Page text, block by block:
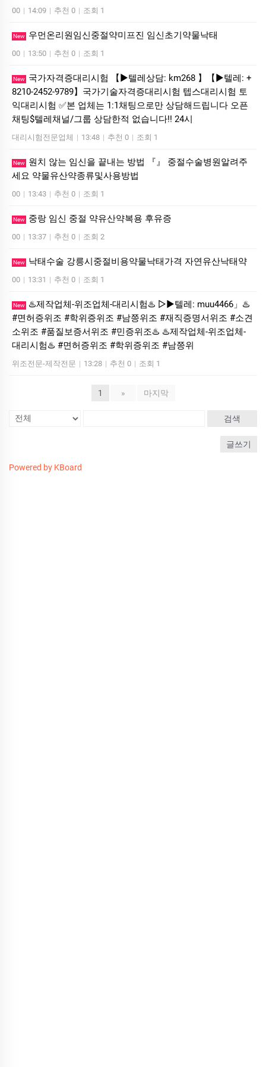
00 | 14:09 | 추천 0 | 조회 1
New 우먼온리원임신중절약미프진 임신초기약물낙­태
00 | 13:50 | 추천 0 | 조회 1
New
국가자격증대리시험 【▶텔레상담: km268 】【▶텔레: +
8210-2452-9789】국가기술자격증대리시험 텝스대리시험 토
익대리시험 ✅본 업체는 1:1채팅으로만 상담해드립니다 오픈
채팅$텔레채널/그룹 상담한적 없습니다!! 24시
대리시험전문업체 | 13:48 | 추천 0 | 조회 1
New
원치 않는 임신을 끝내는 방법 『』 중절수술병원알려주
세요 약물유산약종류및사용방법
00 | 13:43 | 추천 0 | 조회 1
New 중랑 임신 중절 약유산약복용 후유증
00 | 13:37 | 추천 0 | 조회 2
New 낙태수술 강릉시중절비용약물낙태가격 자연유산낙­태약
00 | 13:31 | 추천 0 | 조회 1
New
♨️제작업체-위조업체-대리시험♨️ ▷▶텔레: muu4466」♨️
#면허증위조 #학위증위조 #남쯩위조 #재직증명서위조 #소견
소위조 #품질보증서위조 #민증위조♨️ ♨️제작업체-위조업체-
대리시험♨️ #면허증위조 #학위증위조 #남쯩위
위조전문-제작전문 | 13:28 | 추천 0 | 조회 1
1 » 마지막
검색
글쓰기
Powered by KBoard